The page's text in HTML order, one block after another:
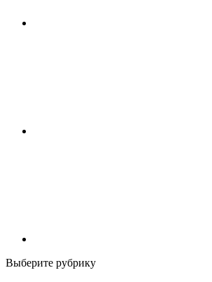
Выберите рубрику